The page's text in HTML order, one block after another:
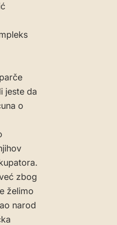
jeste da
o
zbog
želimo
narod